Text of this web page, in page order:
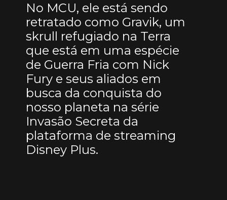
No MCU, ele está sendo
retratado como Gravik, um
skrull refugiado na Terra
que está em uma espécie
de Guerra Fria com Nick
Fury e seus aliados em
busca da conquista do
nosso planeta na série
Invasão Secreta da
plataforma de streaming
Disney Plus.